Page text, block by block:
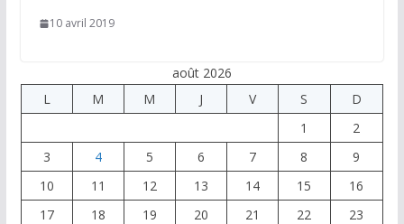
10 avril 2019
août 2026
L
M M J V S
D
1
2
3
4 5 6 7 8
9
10
11 12 13 14 15
16
17
18 19 20 21 22
23